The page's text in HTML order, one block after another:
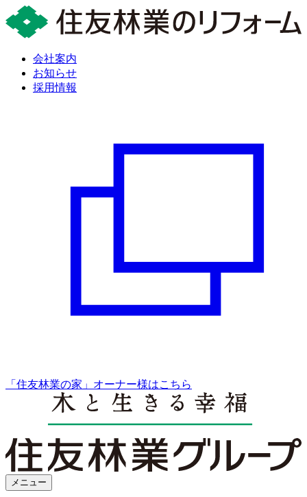
会社案内
お知らせ
採用情報
「住友林業の家」オーナー様はこちら
メニュー